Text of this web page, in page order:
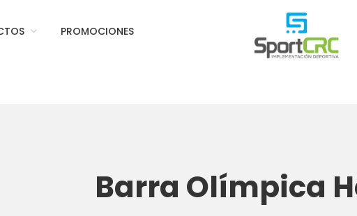
PROMOCIONES
Barra Olímpica